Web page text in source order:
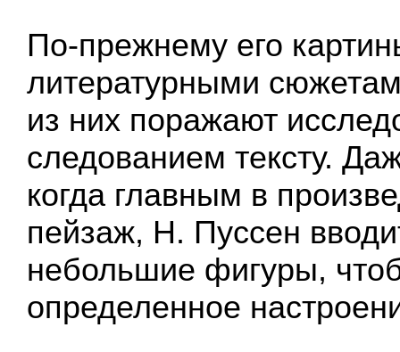
По-прежнему его
литературными
из них поражают
следованием тексту.
когда главным в
пейзаж, Н. Пуссен
небольшие фигуры,
определенное